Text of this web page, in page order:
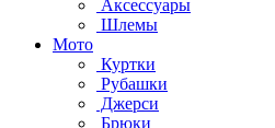
Аксессуары
Шлемы
Мото
Куртки
Рубашки
Джерси
Брюки